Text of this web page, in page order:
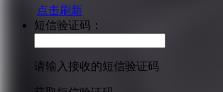
点击刷新
短信验证码：
请输入接收的短信验证码